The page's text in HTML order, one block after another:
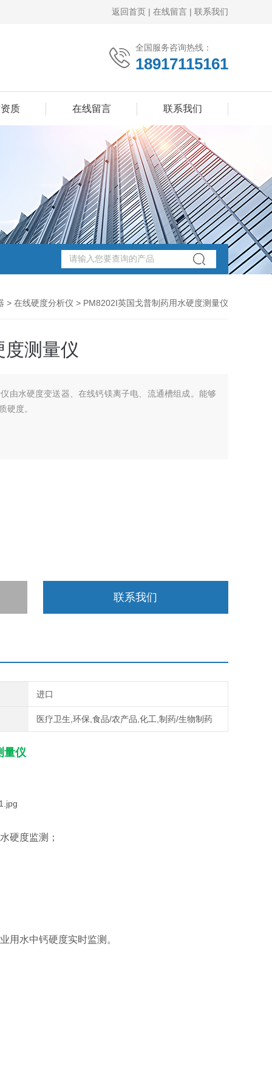
返回首页 | 在线留言 | 联系我们
全国服务咨询热线：
18917115161
质 在线留言 联系我们
> 在线硬度分析仪 > PM8202I英国戈普制药用水硬度测量仪
度测量仪
由水硬度变送器、在线钙镁离子电、流通槽组成。能够
硬度。
联系我们
进口
医疗卫生,环保,食品/农产品,化工,制药/生物制药
量仪
硬度监测；
用水中钙硬度实时监测。